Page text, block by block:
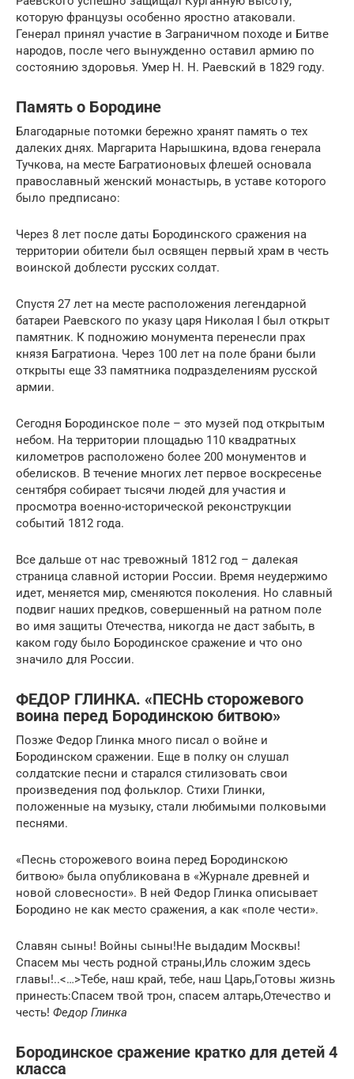
которую французы особенно яростно атаковали.
Генерал принял участие в Заграничном походе и Битве
народов, после чего вынужденно оставил армию по
состоянию здоровья. Умер Н. Н. Раевский в 1829 году.
Память о Бородине
Благодарные потомки бережно хранят память о тех
далеких днях. Маргарита Нарышкина, вдова генерала
Тучкова, на месте Багратионовых флешей основала
православный женский монастырь, в уставе которого
было предписано:
Через 8 лет после даты Бородинского сражения на
территории обители был освящен первый храм в честь
воинской доблести русских солдат.
Спустя 27 лет на месте расположения легендарной
батареи Раевского по указу царя Николая I был открыт
памятник. К подножию монумента перенесли прах
князя Багратиона. Через 100 лет на поле брани были
открыты еще 33 памятника подразделениям русской
армии.
Сегодня Бородинское поле – это музей под открытым
небом. На территории площадью 110 квадратных
километров расположено более 200 монументов и
обелисков. В течение многих лет первое воскресенье
сентября собирает тысячи людей для участия и
просмотра военно-исторической реконструкции
событий 1812 года.
Все дальше от нас тревожный 1812 год – далекая
страница славной истории России. Время неудержимо
идет, меняется мир, сменяются поколения. Но славный
подвиг наших предков, совершенный на ратном поле
во имя защиты Отечества, никогда не даст забыть, в
каком году было Бородинское сражение и что оно
значило для России.
ФЕДОР ГЛИНКА. «ПЕСНЬ сторожевого
воина перед Бородинскою битвою»
Позже Федор Глинка много писал о войне и
Бородинском сражении. Еще в полку он слушал
солдатские песни и старался стилизовать свои
произведения под фольклор. Стихи Глинки,
положенные на музыку, стали любимыми полковыми
песнями.
«Песнь сторожевого воина перед Бородинскою
битвою» была опубликована в «Журнале древней и
новой словесности». В ней Федор Глинка описывает
Бородино не как место сражения, а как «поле чести».
Славян сыны! Войны сыны!Не выдадим Москвы!
Спасем мы честь родной страны,Иль сложим здесь
главы!..<…>Тебе, наш край, тебе, наш Царь,Готовы жизнь
принесть:Спасем твой трон, спасем алтарь,Отечество и
честь! Федор Глинка
Бородинское сражение кратко для детей 4
класса